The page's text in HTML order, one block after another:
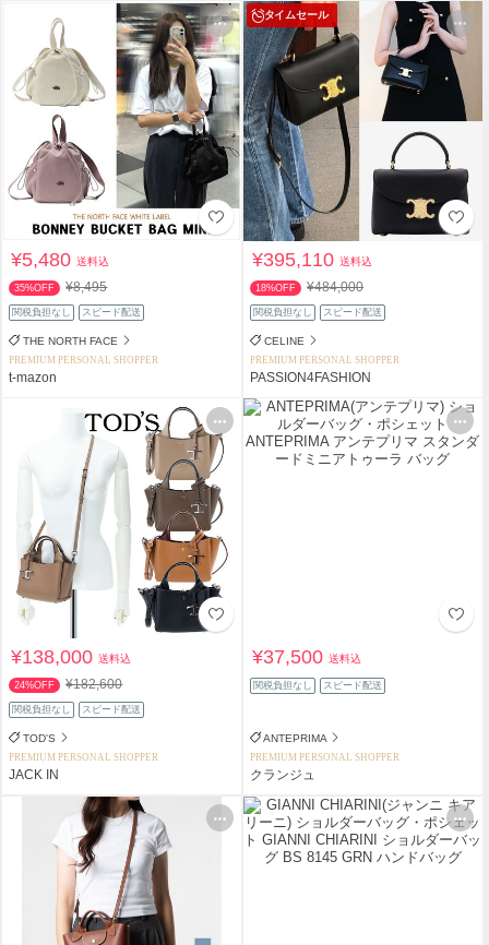
¥5,480送料込
35%OFF ¥8,495
関税負担なし スピード配送
THE NORTH FACE
PREMIUM PERSONAL SHOPPER
t-mazon
タイムセール
¥395,110送料込
18%OFF ¥484,000
関税負担なし スピード配送
CELINE
PREMIUM PERSONAL SHOPPER
PASSION4FASHION
¥138,000送料込
24%OFF ¥182,600
関税負担なし スピード配送
TOD'S
PREMIUM PERSONAL SHOPPER
JACK IN
¥37,500送料込
関税負担なし スピード配送
ANTEPRIMA
PREMIUM PERSONAL SHOPPER
クランジュ